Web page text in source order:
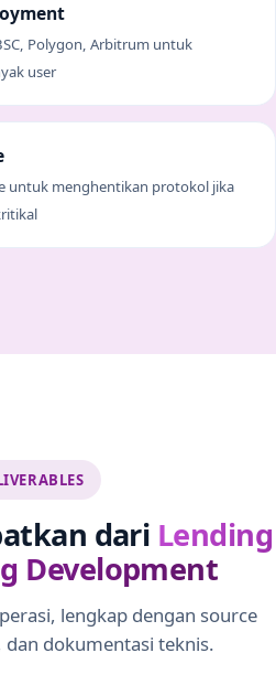
Polygon, Arbitrum untuk
user
untuk menghentikan protokol jika
dari Lending
Development
lengkap dengan source
dokumentasi teknis.